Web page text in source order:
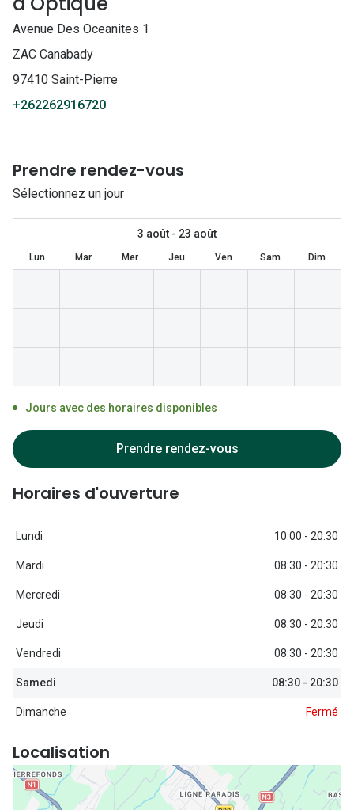
Fondation
EssilorLuxottica
Sport
Lunettes de
soleil polarisés
Avenue Des Oceanites 1
ZAC Canabady
97410 Saint-Pierre
+262262916720
Prendre rendez-vous
Sélectionnez un jour
3 août - 23 août
Lun Mar Mer Jeu Ven Sam Dim
Jours avec des horaires disponibles
Prendre rendez-vous
Horaires d'ouverture
Lundi 10:00 - 20:30
Mardi 08:30 - 20:30
Mercredi 08:30 - 20:30
Jeudi 08:30 - 20:30
Vendredi 08:30 - 20:30
Samedi 08:30 - 20:30
Dimanche Fermé
Localisation